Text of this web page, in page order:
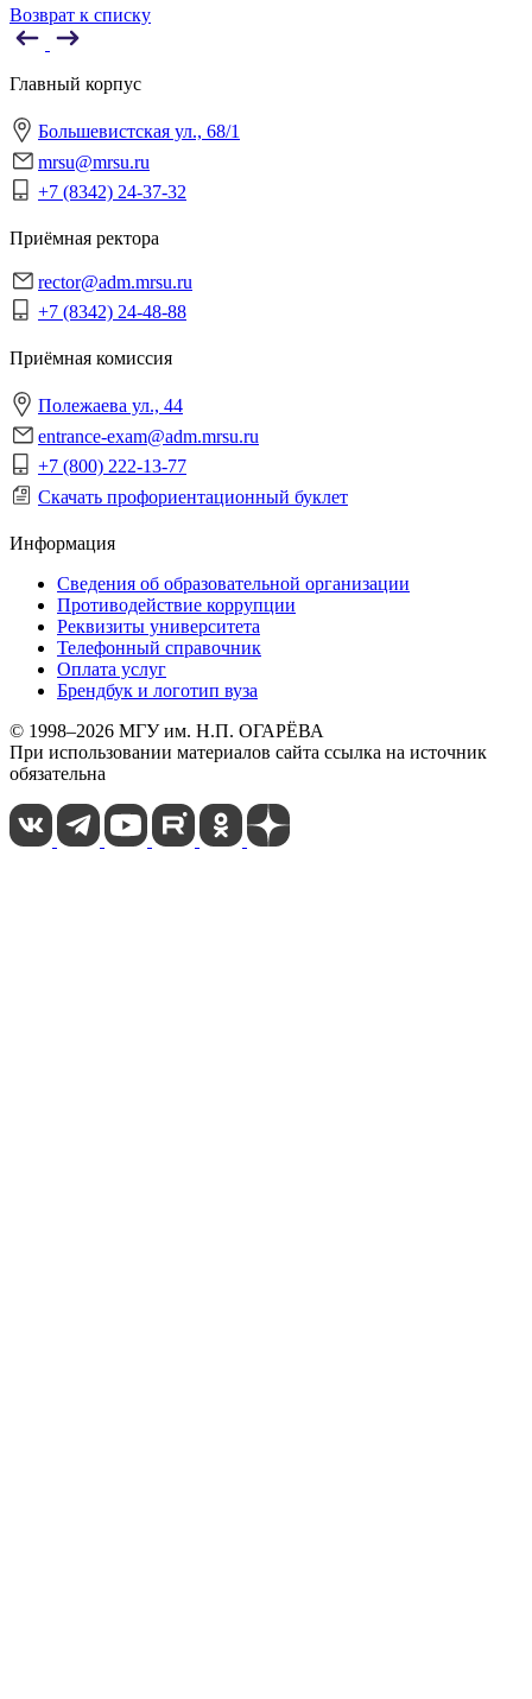
Возврат к списку
Главный корпус
Большевистская ул., 68/1
mrsu@mrsu.ru
+7 (8342) 24-37-32
Приёмная ректора
rector@adm.mrsu.ru
+7 (8342) 24-48-88
Приёмная комиссия
Полежаева ул., 44
entrance-exam@adm.mrsu.ru
+7 (800) 222-13-77
Скачать профориентационный буклет
Информация
Сведения об образовательной организации
Противодействие коррупции
Реквизиты университета
Телефонный справочник
Оплата услуг
Брендбук и логотип вуза
© 1998–2026 МГУ им. Н.П. ОГАРЁВА
При использовании материалов сайта ссылка на источник
обязательна